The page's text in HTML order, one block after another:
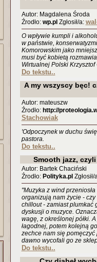
Autor: Magdalena Środa
Źrodło: wp.pl Zgłosił/a:
O wpływie kumpli i
w państwie,
Komorowskim jako
musi być kobietą
Wirtualnej Polski Krzysztof
Do tekstu..
A my wszyscy bęc!
Autor: mateuszw
Źrodło: http://
Stachowiak
'Odpoczynek w duchu
pastora.
Do tekstu..
Smooth jazz,
Autor: Bartek Chaciński
Źrodło: Polityka.pl
"Muzyka z wind
organizują nam życie -
chillout - zamiast plumkać
dyskusji o muzyce.
wagę, z określonej półki.
łagodnej, potem kolejną
zechce nam się
dawno wycofali go ze
Do tekstu..